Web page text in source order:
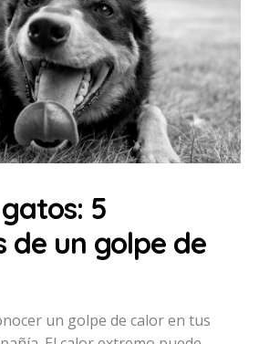
5
de un golpe de
un golpe de calor en tus